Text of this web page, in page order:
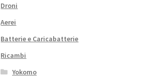
Droni
Aerei
Batterie e Caricabatterie
Ricambi
Yokomo